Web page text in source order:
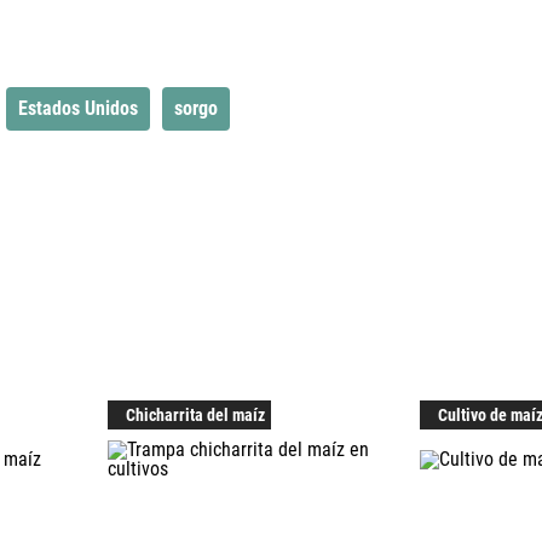
Estados Unidos sorgo
Chicharrita del maíz Cultivo de maíz